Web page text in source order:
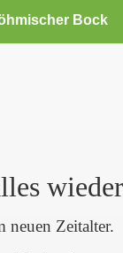
Bock
neuen Zeitalter.